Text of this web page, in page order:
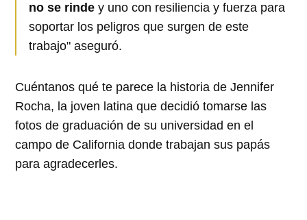
no se rindey uno con resiliencia y fuerza para
soportar los peligros que surgen de este
trabajo" aseguró.
Cuéntanos qué te parece la historia de Jennifer
Rocha, la joven latina que decidió tomarse las
fotos de graduación de su universidad en el
campo de California donde trabajan sus papás
para agradecerles.